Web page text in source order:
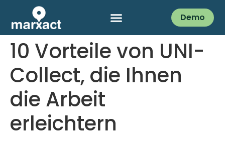
Demo
10 Vorteile von UNI-
Collect, die Ihnen
die Arbeit
erleichtern